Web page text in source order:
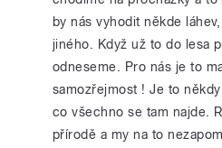
by nás vyhodit někde
jiného. Když už to do lesa
odneseme. Pro nás je to
samozřejmost ! Je to
co všechno se tam najde.
přírodě a my na to